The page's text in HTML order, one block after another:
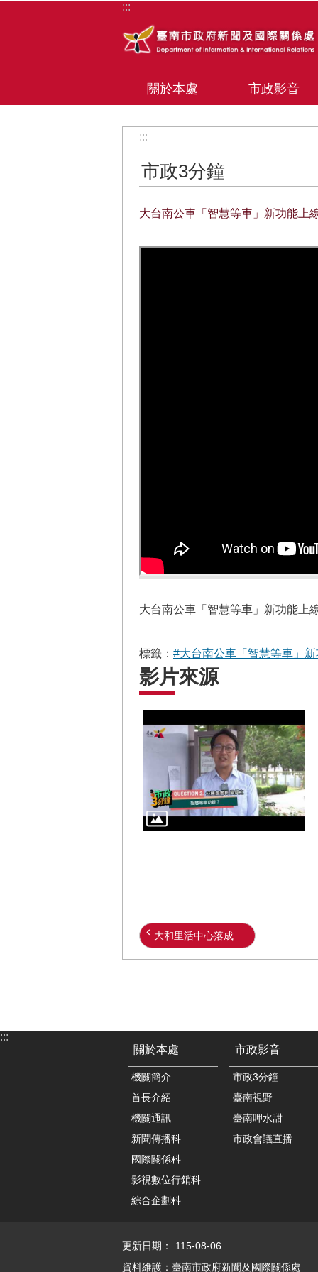
:::
關於本處 市政影音
:::
市政3分鐘
大台南公車「智慧等車」新功能上
大台南公車「智慧等車」新功能上
標籤： #大台南公車「智慧等車」
影片來源
大和里活中心落成
:::
關於本處
機關簡介
首長介紹
機關通訊
新聞傳播科
國際關係科
影視數位行銷科
綜合企劃科
市政影音
市政3分鐘
臺南視野
臺南呷水甜
市政會議直播
更新日期：
115-08-06
資料維護：臺南市政府新聞及國際關係處